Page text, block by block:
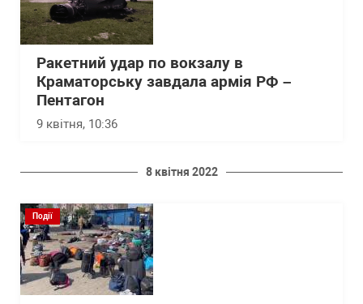
Ракетний удар по вокзалу в
Краматорську завдала армія РФ –
Пентагон
9 квітня, 10:36
8 квітня 2022
Події